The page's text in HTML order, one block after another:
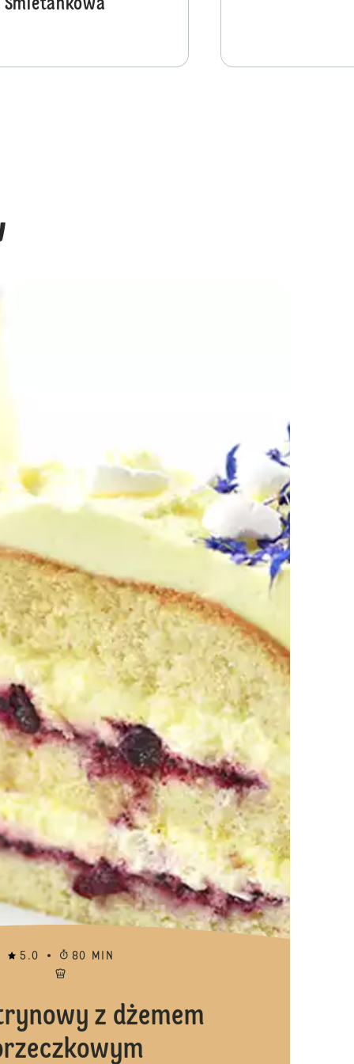
Śmietankowa
Rolada śmietanowa z borówkami
5.0 80 MIN
z dżemem